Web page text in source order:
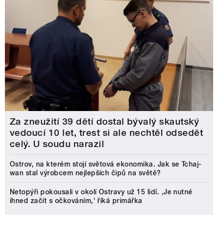
Za zneužití 39 dětí dostal bývalý skautský
vedoucí 10 let, trest si ale nechtěl odsedět
celý. U soudu narazil
Ostrov, na kterém stojí světová ekonomika. Jak se Tchaj-
wan stal výrobcem nejlepších čipů na světě?
Netopýři pokousali v okolí Ostravy už 15 lidí. ‚Je nutné
ihned začít s očkováním,‘ říká primářka